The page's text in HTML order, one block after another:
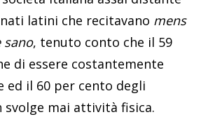
latini che recitavano mens
sano, tenuto conto che il 59
di essere costantemente
ed il 60 per cento degli
mai attività fisica.